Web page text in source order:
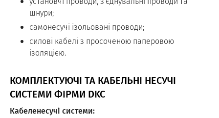
шнури;
самонесучі ізольовані проводи;
силові кабелі з просоченою паперовою
ізоляцією.
КОМПЛЕКТУЮЧІ ТА КАБЕЛЬНІ НЕСУЧІ
СИСТЕМИ ФІРМИ DKC
Кабеленесучі системи: